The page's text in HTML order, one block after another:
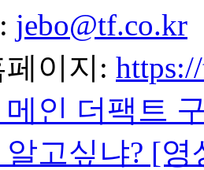
jebo@tf.co.kr
페이지:
메인 더팩트
알고싶냐? [